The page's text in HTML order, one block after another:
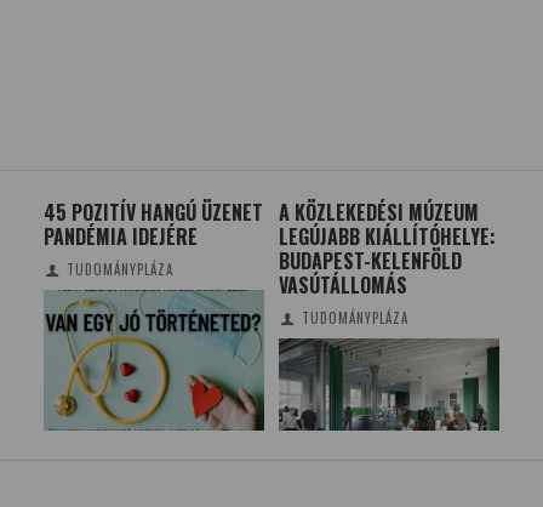
A KÖZLEKEDÉSI MÚZEUM
LEGÚJABB KIÁLLÍTÓHELYE:
BUDAPEST-KELENFÖLD
VASÚTÁLLOMÁS
TUDOMÁNYPLÁZA
A KUTYÁK IS
FÉLTÉKENYEK?
TUDOMÁNYPLÁZA/ELTE